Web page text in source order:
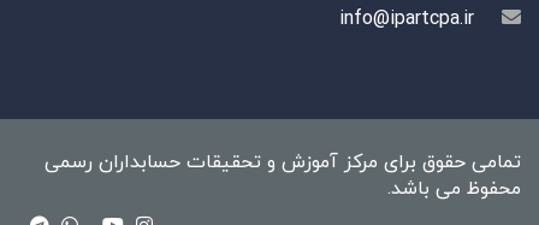
info@ipartcpa.ir
تمامی حقوق برای مرکز آموزش و تحقیقات حسابداران رسمی
محفوظ می باشد.